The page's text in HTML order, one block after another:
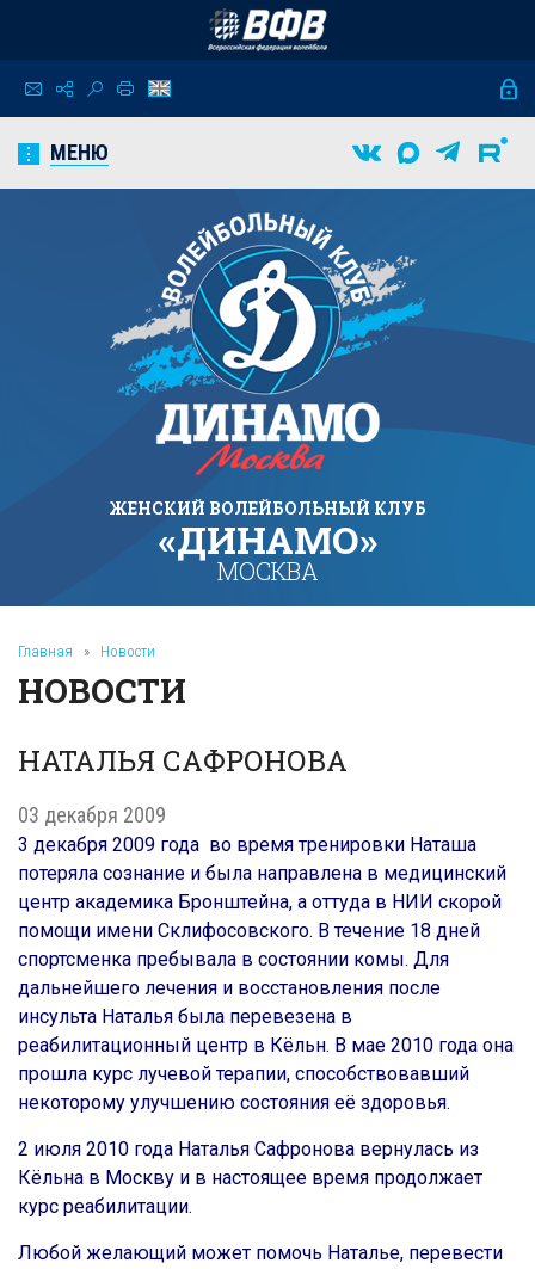
МЕНЮ
ЖЕНСКИЙ ВОЛЕЙБОЛЬНЫЙ КЛУБ
«ДИНАМО»
МОСКВА
Главная » Новости
НОВОСТИ
НАТАЛЬЯ САФРОНОВА
03 декабря 2009
3 декабря 2009 года во время тренировки Наташа
потеряла сознание и была направлена в медицинский
центр академика Бронштейна, а оттуда в НИИ скорой
помощи имени Склифосовского. В течение 18 дней
спортсменка пребывала в состоянии комы. Для
дальнейшего лечения и восстановления после
инсульта Наталья была перевезена в
реабилитационный центр в Кёльн. В мае 2010 года она
прошла курс лучевой терапии, способствовавший
некоторому улучшению состояния её здоровья.
2 июля 2010 года Наталья Сафронова вернулась из
Кёльна в Москву и в настоящее время продолжает
курс реабилитации.
Любой желающий может помочь Наталье, перевести